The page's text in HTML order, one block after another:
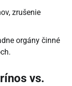
zrušenie
orgány činné
vs.